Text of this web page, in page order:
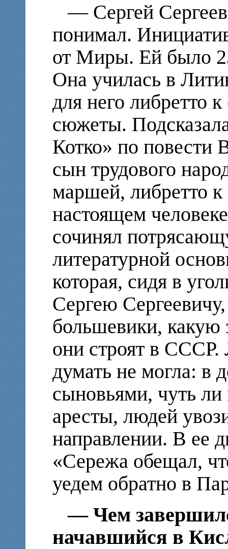
— Сергей
понимал.
от Миры. Ей было
Она училась в
для него либретто
сюжеты.
Котко» по повести
сын трудового
маршей, либретто
настоящем
сочинял
литературной
которая, сидя в
Сергею
большевики, какую
они строят в СССР.
думать не могла: в
сыновьями, чуть
аресты, людей
направлении. В ее
«Сережа обещал,
уедем обратно в
— Чем
начавшийся в